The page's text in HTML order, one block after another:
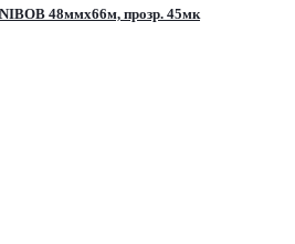
48ммх66м, прозр. 45мк